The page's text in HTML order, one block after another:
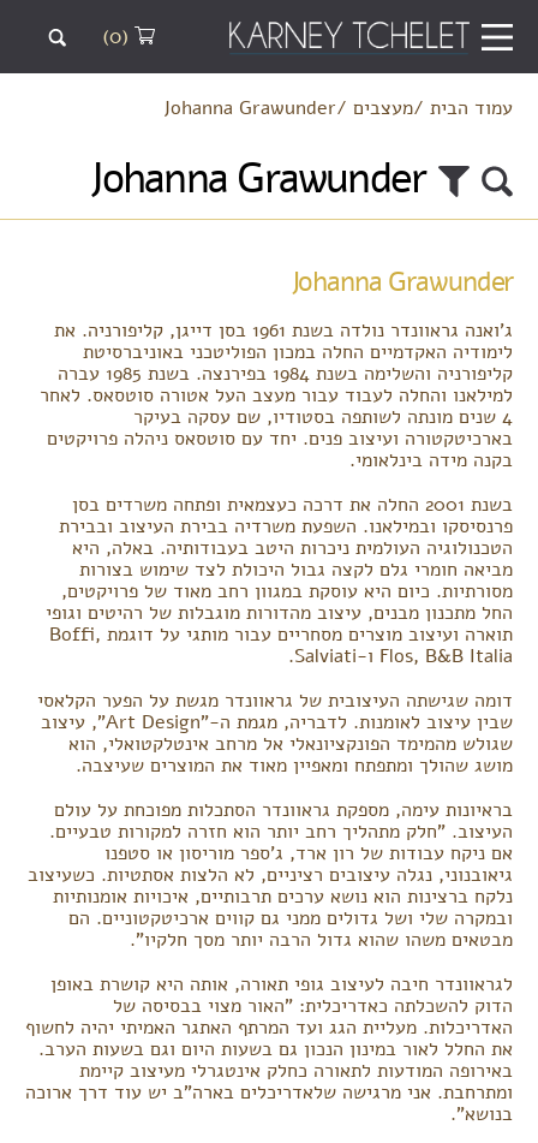
(0)
עמוד הבית/מעצבים/
Johanna Grawunder
Johanna Grawunder
Johanna Grawunder
ג'ואנה גראוונדר נולדה בשנת 1961 בסן דייגן, קליפורניה. את
לימודיה האקדמיים החלה במכון הפוליטכני באוניברסיטת
קליפורניה והשלימה בשנת 1984 בפירנצה. בשנת 1985 עברה
למילאנו והחלה לעבוד עבור מעצב העל אטורה סוטסאס. לאחר
4 שנים מונתה לשותפה בסטודיו, שם עסקה בעיקר
בארכיטקטורה ועיצוב פנים. יחד עם סוטסאס ניהלה פרויקטים
בקנה מידה בינלאומי.
בשנת 2001 החלה את דרכה כעצמאית ופתחה משרדים בסן
פרנסיסקו ובמילאנו. השפעת משרדיה בבירת העיצוב ובבירת
הטכנולוגיה העולמית ניכרות היטב בעבודותיה. באלה, היא
מביאה חומרי גלם לקצה גבול היכולת לצד שימוש בצורות
מסורתיות. כיום היא עוסקת במגוון רחב מאוד של פרויקטים,
החל מתכנון מבנים, עיצוב מהדורות מוגבלות של רהיטים וגופי
תוארה ועיצוב מוצרים מסחריים עבור מותגי על דוגמת Boffi,
Flos, B&B Italia ו-Salviati.
דומה שגישתה העיצובית של גראוונדר מגשת על הפער הקלאסי
שבין עיצוב לאומנות. לדבריה, מגמת ה-"Art Design", עיצוב
שגולש מהמימד הפונקציונאלי אל מרחב אינטלקטואלי, הוא
מושג שהולך ומתפתח ומאפיין מאוד את המוצרים שעיצבה.
בראיונות עימה, מספקת גראוונדר הסתכלות מפוכחת על עולם
העיצוב. "חלק מתהליך רחב יותר הוא חזרה למקורות טבעיים.
אם ניקח עבודות של רון ארד, ג'ספר מוריסון או סטפנו
גיאובנוני, נגלה עיצובים רציניים, לא הלצות אסתטיות. כשעיצוב
נלקח ברצינות הוא נושא ערכים תרבותיים, איכויות אומנותיות
ובמקרה שלי ושל גדולים ממני גם קווים ארכיטקטוניים. הם
מבטאים משהו שהוא גדול הרבה יותר מסך חלקיו".
לגראוונדר חיבה לעיצוב גופי תאורה, אותה היא קושרת באופן
הדוק להשכלתה כאדריכלית: "האור מצוי בבסיסה של
האדריכלות. מעליית הגג ועד המרתף האתגר האמיתי יהיה לחשוף
את החלל לאור במינון הנכון גם בשעות היום וגם בשעות הערב.
באירופה המודעות לתאורה כחלק אינטגרלי מעיצוב קיימת
ומתרחבת. אני מרגישה שלאדריכלים בארה"ב יש עוד דרך ארוכה
בנושא".